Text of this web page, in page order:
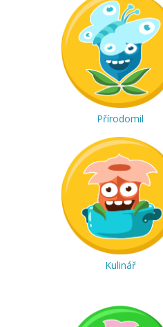
Přírodomil
Kulinář